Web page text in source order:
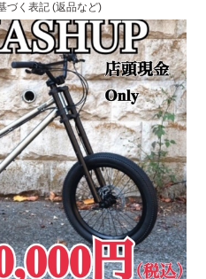
づく表記 (返品など)